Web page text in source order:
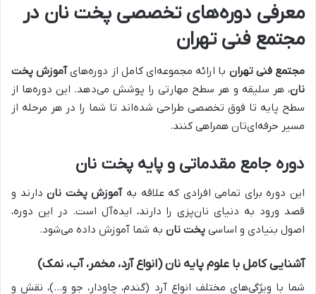
معرفی دوره‌های تخصصی پخت نان در
مجتمع فنی تهران
مجتمع فنی تهران با ارائه مجموعه‌ای کامل از دوره‌هایآموزش پخت
نان، هر سلیقه و هر سطح مهارتی را پوشش می‌دهد. این دوره‌ها از
سطح پایه تا فوق تخصصی طراحی شده‌اند تا شما را در هر مرحله از
مسیر حرفه‌ای‌تان همراهی کنند.
دوره جامع مقدماتی و پایه پخت نان
این دوره برای تمامی افرادی که علاقه بهآموزش پخت ناندارند و
قصد ورود به دنیای نان‌پزی را دارند، ایده‌آل است. در این دوره،
اصول بنیادی و اساسی پخت نان به شما آموزش داده می‌شود.
آشنایی کامل با علوم پایه نان (انواع آرد، مخمر، آب، نمک)
شما با ویژگی‌های مختلف انواع آرد (گندم، چاودار، جو و…)، نقش و